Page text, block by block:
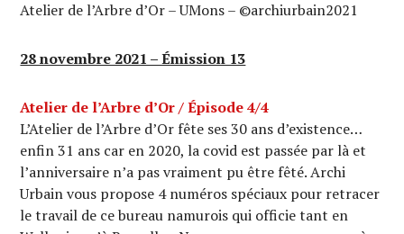
Atelier de l’Arbre d’Or – UMons – ©archiurbain2021
28 novembre 2021 – Émission 13
Atelier de l’Arbre d’Or / Épisode 4/4
L’Atelier de l’Arbre d’Or fête ses 30 ans d’existence…
enfin 31 ans car en 2020, la covid est passée par là et
l’anniversaire n’a pas vraiment pu être fêté. Archi
Urbain vous propose 4 numéros spéciaux pour retracer
le travail de ce bureau namurois qui officie tant en